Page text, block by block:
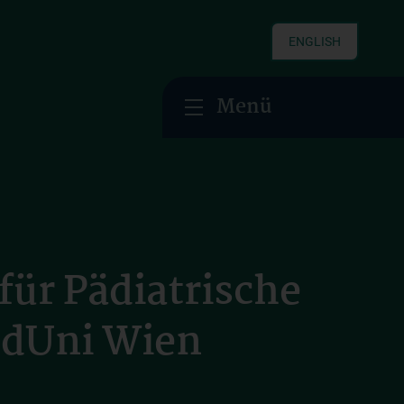
ENGLISH
Menü
Pädiatrische
Wien